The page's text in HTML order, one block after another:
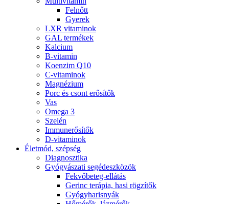
Felnőtt
Gyerek
LXR vitaminok
GAL termékek
Kalcium
B-vitamin
Koenzim Q10
C-vitaminok
Magnézium
Porc és csont erősítők
Vas
Omega 3
Szelén
Immunerősítők
D-vitaminok
Életmód, szépség
Diagnosztika
Gyógyászati segédeszközök
Fekvőbeteg-ellátás
Gerinc terápia, hasi rögzítők
Gyógyharisnyák